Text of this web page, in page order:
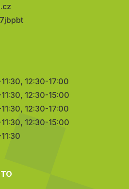
12:30-17:00
12:30-15:00
12:30-17:00
12:30-15:00